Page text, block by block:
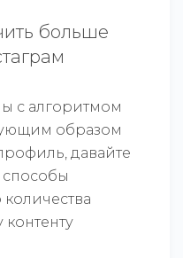
больше
с алгоритмом
образом
давайте